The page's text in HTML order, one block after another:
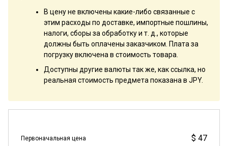
В цену не включены какие-либо связанные с
этим расходы по доставке, импортные пошлины,
налоги, сборы за обработку и т. д., которые
должны быть оплачены заказчиком. Плата за
погрузку включена в стоимость товара.
Доступны другие валюты так же, как ссылка, но
реальная стоимость предмета показана в JPY.
Первоначальная цена $ 47